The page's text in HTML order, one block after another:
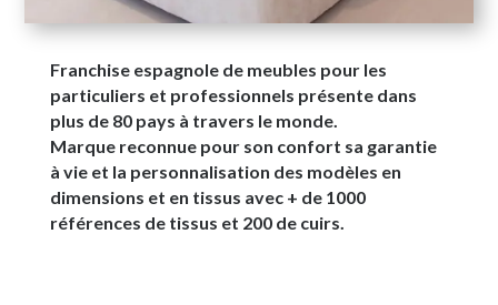
Franchise espagnole de meubles pour les
particuliers et professionnels présente dans
plus de 80 pays à travers le monde.
Marque reconnue pour son confort sa garantie
à vie et la personnalisation des modèles en
dimensions et en tissus avec + de 1000
références de tissus et 200 de cuirs.